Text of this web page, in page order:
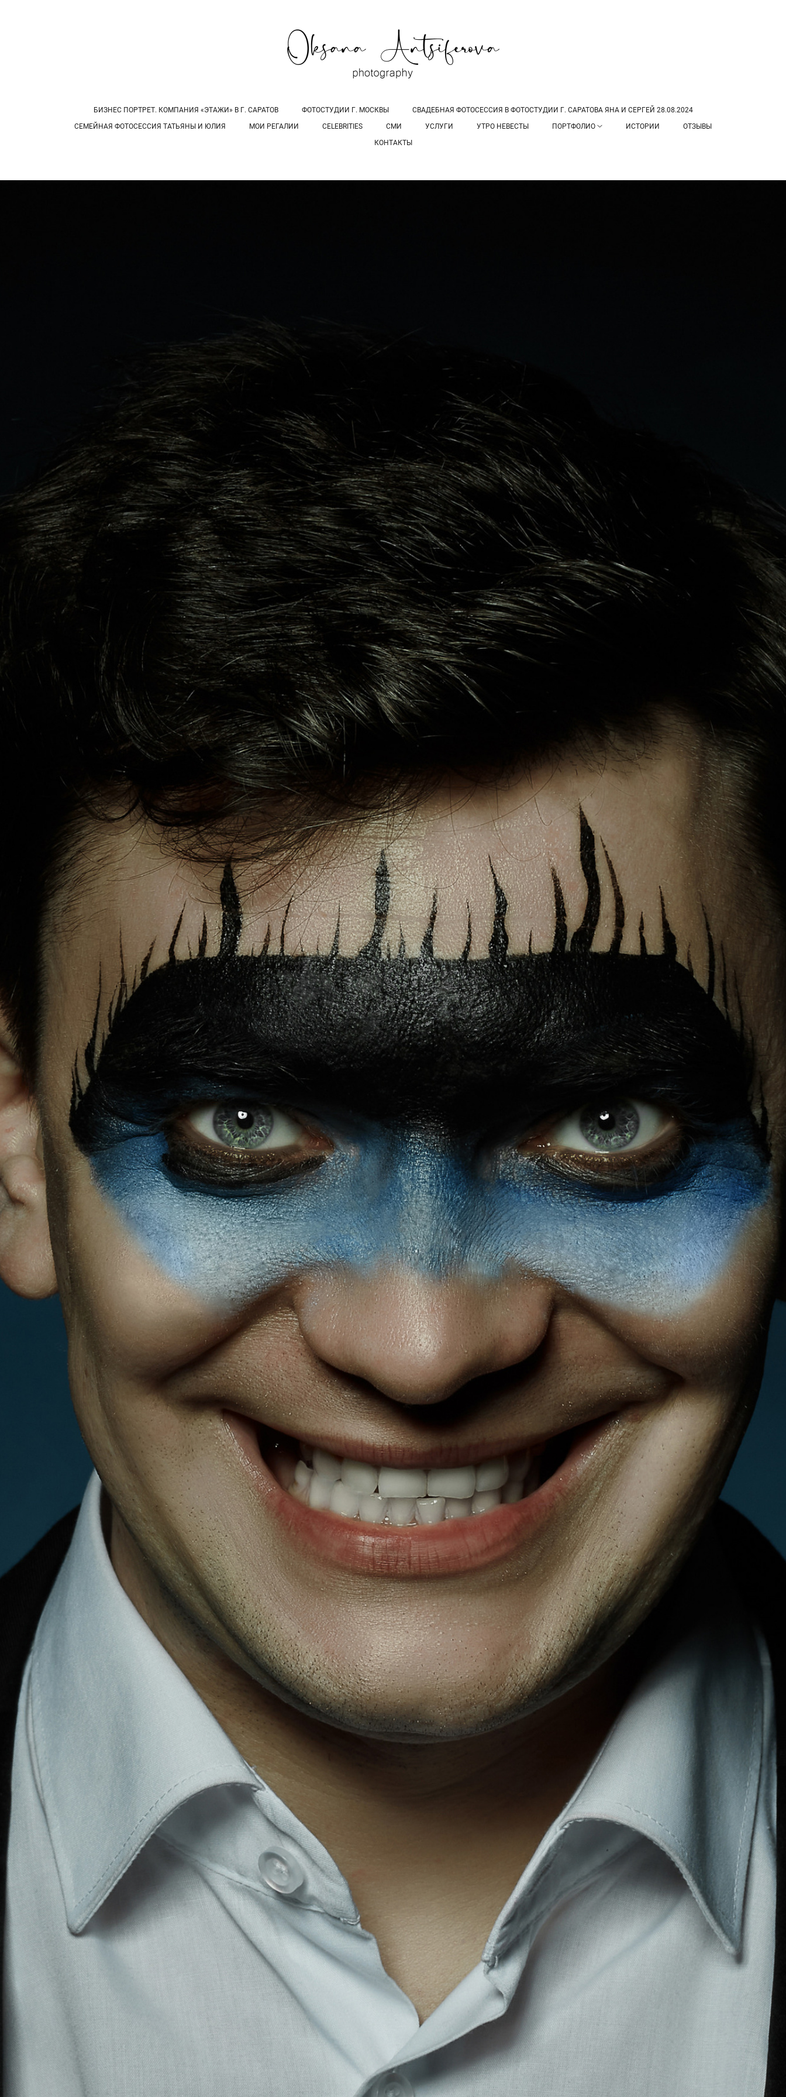
БИЗНЕС ПОРТРЕТ. КОМПАНИЯ «ЭТАЖИ» В Г. САРАТОВ ФОТОСТУДИИ Г. МОСКВЫ
СВАДЕБНАЯ ФОТОСЕССИЯ В ФОТОСТУДИИ Г. САРАТОВА ЯНА И СЕРГЕЙ 28.08.2024
СЕМЕЙНАЯ ФОТОСЕССИЯ ТАТЬЯНЫ И ЮЛИЯ
МОИ РЕГАЛИИ CELEBRITIES СМИ УСЛУГИ УТРО НЕВЕСТЫ ПОРТФОЛИО ИСТОРИИ
ОТЗЫВЫ
КОНТАКТЫ